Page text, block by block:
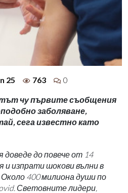
25 763 0
чу първите съобщения
заболяване,
сега известно като
до повече от 14
и изпрати шокови вълни в
400 милиона души по
Световните лидери,